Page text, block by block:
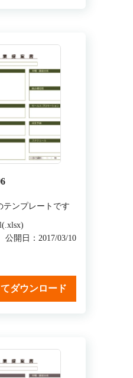
テンプレートです
公開日：2017/03/10
ダウンロード